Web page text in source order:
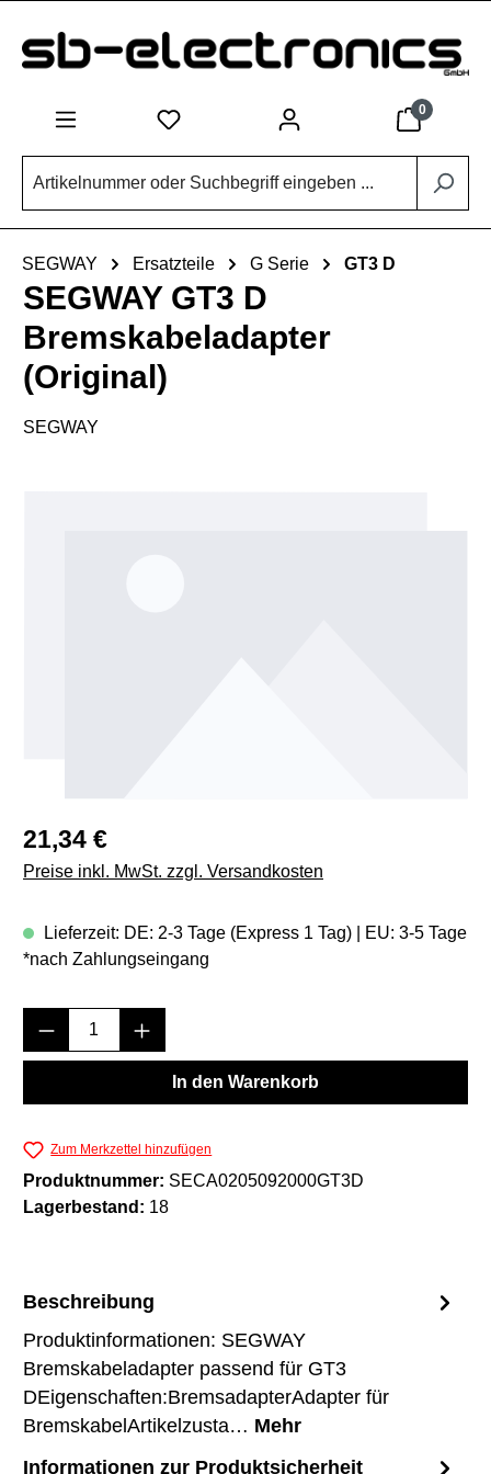
0
SEGWAY Ersatzteile G Serie GT3 D
SEGWAY GT3 D
Bremskabeladapter
(Original)
SEGWAY
Regulärer Preis:
21,34 €
Preise inkl. MwSt. zzgl. Versandkosten
Lieferzeit: DE: 2-3 Tage (Express 1 Tag) | EU: 3-5 Tage
*nach Zahlungseingang
Produkt Anzahl: Gib den gewünschten
In den Warenkorb
Zum Merkzettel hinzufügen
Produktnummer: SECA0205092000GT3D
Lagerbestand: 18
Beschreibung
Produktinformationen: SEGWAY
Bremskabeladapter passend für GT3
DEigenschaften:BremsadapterAdapter für
BremskabelArtikelzusta… Mehr
Informationen zur Produktsicherheit